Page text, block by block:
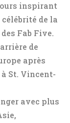
inspirant
de la
Fab Five.
de
après
St. Vincent-
avec plus